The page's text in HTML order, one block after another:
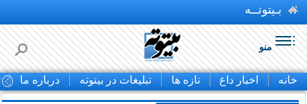
بـیتوتــه
منو
خانه اخبار داغ تازه ها تبلیغات در بیتوته درباره ما